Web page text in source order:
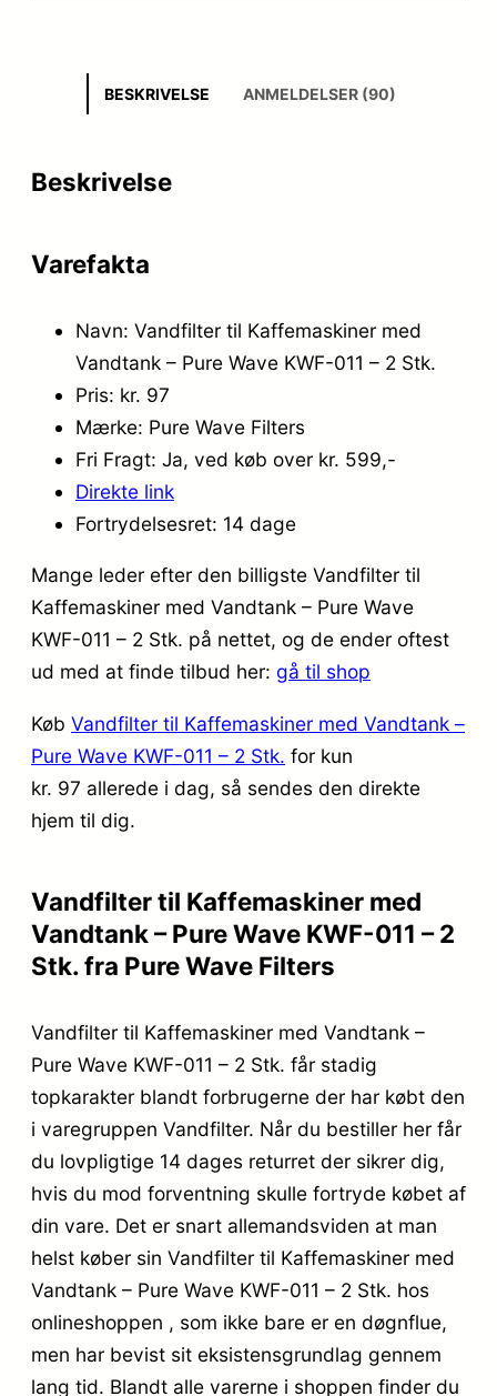
BESKRIVELSE ANMELDELSER (90)
Beskrivelse
Varefakta
Navn: Vandfilter til Kaffemaskiner med
Vandtank – Pure Wave KWF-011 – 2 Stk.
Pris: kr. 97
Mærke: Pure Wave Filters
Fri Fragt: Ja, ved køb over kr. 599,-
Direkte link
Fortrydelsesret: 14 dage
Mange leder efter den billigste Vandfilter til
Kaffemaskiner med Vandtank – Pure Wave
KWF-011 – 2 Stk. på nettet, og de ender oftest
ud med at finde tilbud her: gå til shop
Køb Vandfilter til Kaffemaskiner med Vandtank –
Pure Wave KWF-011 – 2 Stk. for kun
kr. 97 allerede i dag, så sendes den direkte
hjem til dig.
Vandfilter til Kaffemaskiner med
Vandtank – Pure Wave KWF-011 – 2
Stk. fra Pure Wave Filters
Vandfilter til Kaffemaskiner med Vandtank –
Pure Wave KWF-011 – 2 Stk. får stadig
topkarakter blandt forbrugerne der har købt den
i varegruppen Vandfilter. Når du bestiller her får
du lovpligtige 14 dages returret der sikrer dig,
hvis du mod forventning skulle fortryde købet af
din vare. Det er snart allemandsviden at man
helst køber sin Vandfilter til Kaffemaskiner med
Vandtank – Pure Wave KWF-011 – 2 Stk. hos
onlineshoppen , som ikke bare er en døgnflue,
men har bevist sit eksistensgrundlag gennem
lang tid. Blandt alle varerne i shoppen finder du